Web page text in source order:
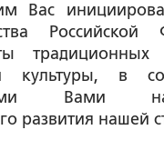
Вас
традиционных
культуры, в
Вами
развития нашей